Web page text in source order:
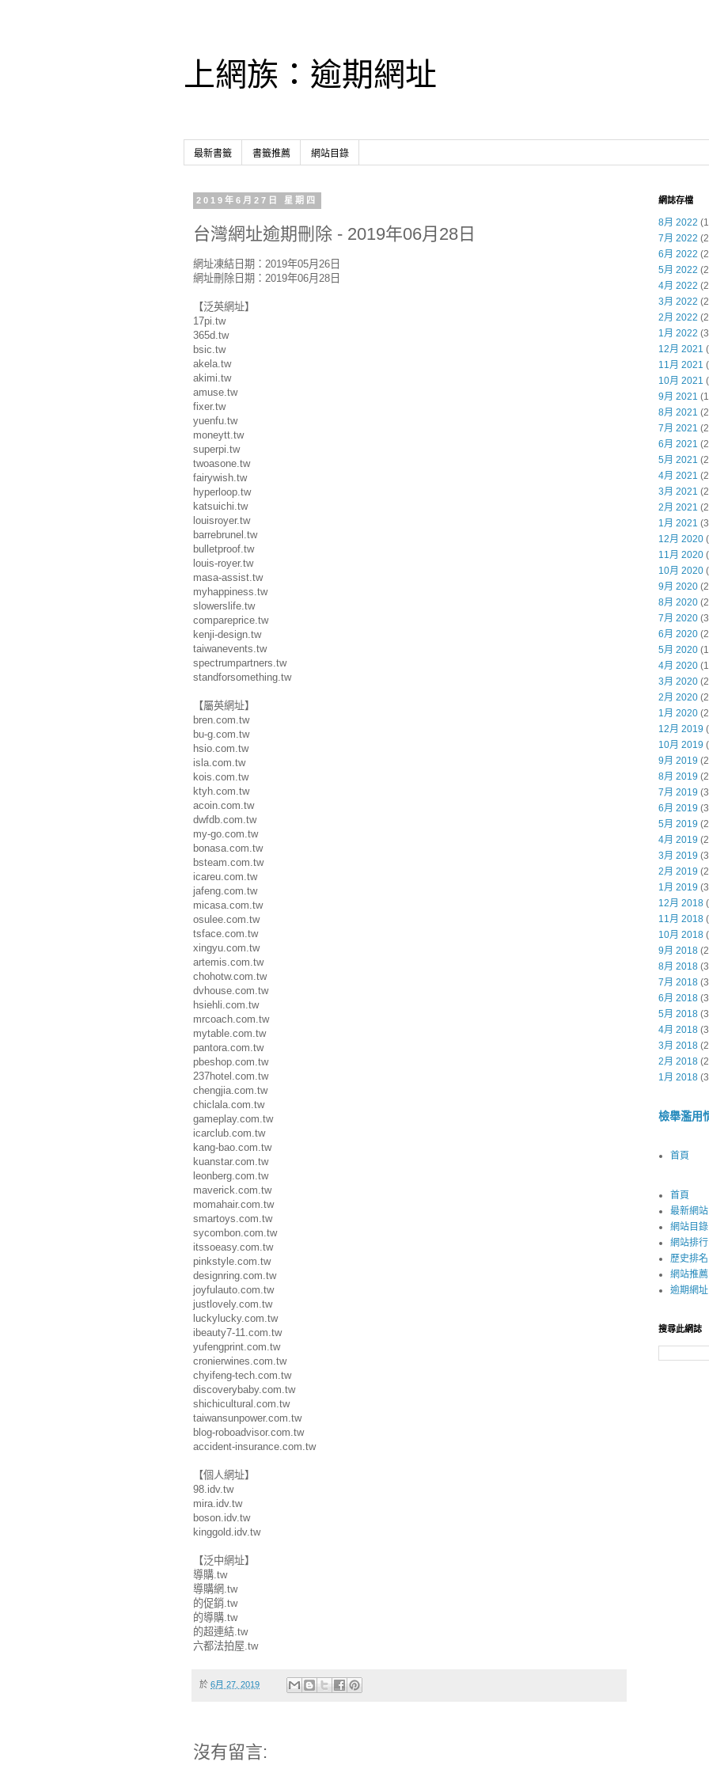
上網族：逾期網址
最新書籤 書籤推薦 網站目錄
2019年6月27日 星期四
台灣網址逾期刪除 - 2019年06月28日
網址凍結日期：2019年05月26日
網址刪除日期：2019年06月28日
【泛英網址】
17pi.tw
365d.tw
bsic.tw
akela.tw
akimi.tw
amuse.tw
fixer.tw
yuenfu.tw
moneytt.tw
superpi.tw
twoasone.tw
fairywish.tw
hyperloop.tw
katsuichi.tw
louisroyer.tw
barrebrunel.tw
bulletproof.tw
louis-royer.tw
masa-assist.tw
myhappiness.tw
slowerslife.tw
compareprice.tw
kenji-design.tw
taiwanevents.tw
spectrumpartners.tw
standforsomething.tw
【屬英網址】
bren.com.tw
bu-g.com.tw
hsio.com.tw
isla.com.tw
kois.com.tw
ktyh.com.tw
acoin.com.tw
dwfdb.com.tw
my-go.com.tw
bonasa.com.tw
bsteam.com.tw
icareu.com.tw
jafeng.com.tw
micasa.com.tw
osulee.com.tw
tsface.com.tw
xingyu.com.tw
artemis.com.tw
chohotw.com.tw
dvhouse.com.tw
hsiehli.com.tw
mrcoach.com.tw
mytable.com.tw
pantora.com.tw
pbeshop.com.tw
237hotel.com.tw
chengjia.com.tw
chiclala.com.tw
gameplay.com.tw
icarclub.com.tw
kang-bao.com.tw
kuanstar.com.tw
leonberg.com.tw
maverick.com.tw
momahair.com.tw
smartoys.com.tw
sycombon.com.tw
itssoeasy.com.tw
pinkstyle.com.tw
designring.com.tw
joyfulauto.com.tw
justlovely.com.tw
luckylucky.com.tw
ibeauty7-11.com.tw
yufengprint.com.tw
cronierwines.com.tw
chyifeng-tech.com.tw
discoverybaby.com.tw
shichicultural.com.tw
taiwansunpower.com.tw
blog-roboadvisor.com.tw
accident-insurance.com.tw
【個人網址】
98.idv.tw
mira.idv.tw
boson.idv.tw
kinggold.idv.tw
【泛中網址】
導購.tw
導購網.tw
的促銷.tw
的導購.tw
的超連結.tw
六都法拍屋.tw
於 6月 27, 2019
沒有留言:
網誌存檔
8月 2022
7月 2022
6月 2022
5月 2022
4月 2022
3月 2022
2月 2022
1月 2022
12月 2021
11月 2021
10月 2021
9月 2021
8月 2021
7月 2021
6月 2021
5月 2021
4月 2021
3月 2021
2月 2021
1月 2021
12月 2020
11月 2020
10月 2020
9月 2020
8月 2020
7月 2020
6月 2020
5月 2020
4月 2020
3月 2020
2月 2020
1月 2020
12月 2019
10月 2019
9月 2019
8月 2019
7月 2019
6月 2019
5月 2019
4月 2019
3月 2019
2月 2019
1月 2019
12月 2018
11月 2018
10月 2018
9月 2018
8月 2018
7月 2018
6月 2018
5月 2018
4月 2018
3月 2018
2月 2018
1月 2018
檢舉濫用
首頁
首頁
最新網站
網站目錄
網站排行
歷史排名
網站推薦
逾期網址
搜尋此網誌